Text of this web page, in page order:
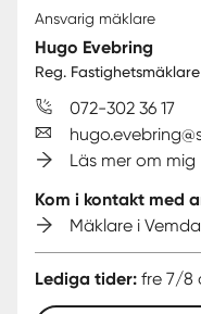
Ansvarig mäklare
Hugo Evebring
Reg.
072-302 36 17
Läs mer om mig
Kom i kontakt med
Mäklare i
Lediga tider: fre 7/8